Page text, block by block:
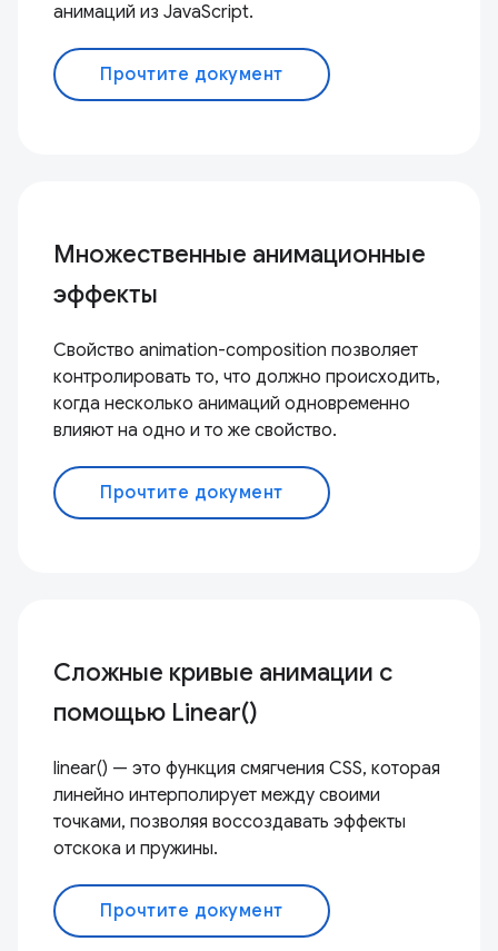
анимаций из JavaScript.
Прочтите документ
Множественные анимационные
эффекты
Свойство animation-composition позволяет
контролировать то, что должно происходить,
когда несколько анимаций одновременно
влияют на одно и то же свойство.
Прочтите документ
Сложные кривые анимации с
помощью Linear()
linear() — это функция смягчения CSS, которая
линейно интерполирует между своими
точками, позволяя воссоздавать эффекты
отскока и пружины.
Прочтите документ